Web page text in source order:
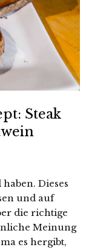
Steak
Dieses
und auf
die richtige
Meinung
es hergibt,